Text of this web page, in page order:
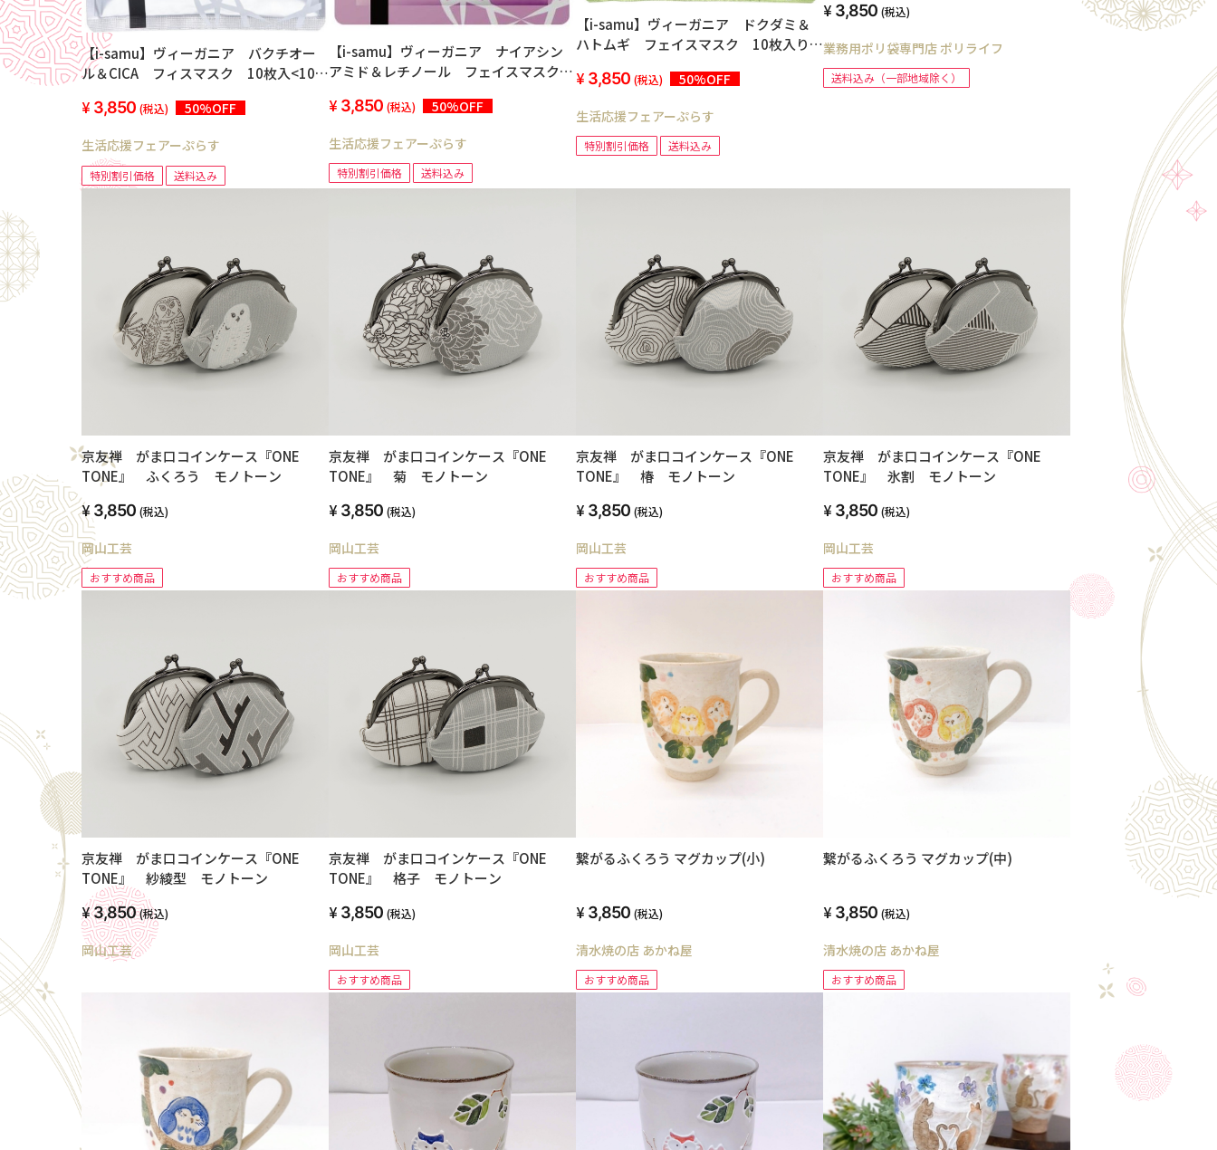
【i-samu】ヴィーガニア バクチオー
ル＆CICA フィスマスク 10枚入<10個
3,850 (税込) 50%OFF
生活応援フェアーぷらす
特別割引価格 送料込み
【i-samu】ヴィーガニア ナイアシン
アミド＆レチノール フェイスマスク
3,850 (税込) 50%OFF
生活応援フェアーぷらす
特別割引価格 送料込み
【i-samu】ヴィーガニア ドクダミ＆
ハトムギ フェイスマスク 10枚入り
3,850 (税込) 50%OFF
生活応援フェアーぷらす
特別割引価格 送料込み
3,850 (税込)
業務用ポリ袋専門店 ポリライフ
送料込み（一部地域除く）
京友禅 がま口コインケース『ONE
TONE』 ふくろう モノトーン
3,850 (税込)
岡山工芸
おすすめ商品
京友禅 がま口コインケース『ONE
TONE』 菊 モノトーン
3,850 (税込)
岡山工芸
おすすめ商品
京友禅 がま口コインケース『ONE
TONE』 椿 モノトーン
3,850 (税込)
岡山工芸
おすすめ商品
京友禅 がま口コインケース『ONE
TONE』 氷割 モノトーン
3,850 (税込)
岡山工芸
おすすめ商品
京友禅 がま口コインケース『ONE
TONE』 紗綾型 モノトーン
3,850(税込)
岡山工芸
京友禅 がま口コインケース『ONE
TONE』 格子 モノトーン
3,850 (税込)
岡山工芸
おすすめ商品
繋がるふくろう マグカップ(小)
3,850 (税込)
清水焼の店 あかね屋
おすすめ商品
繋がるふくろう マグカップ(中)
3,850 (税込)
清水焼の店 あかね屋
おすすめ商品